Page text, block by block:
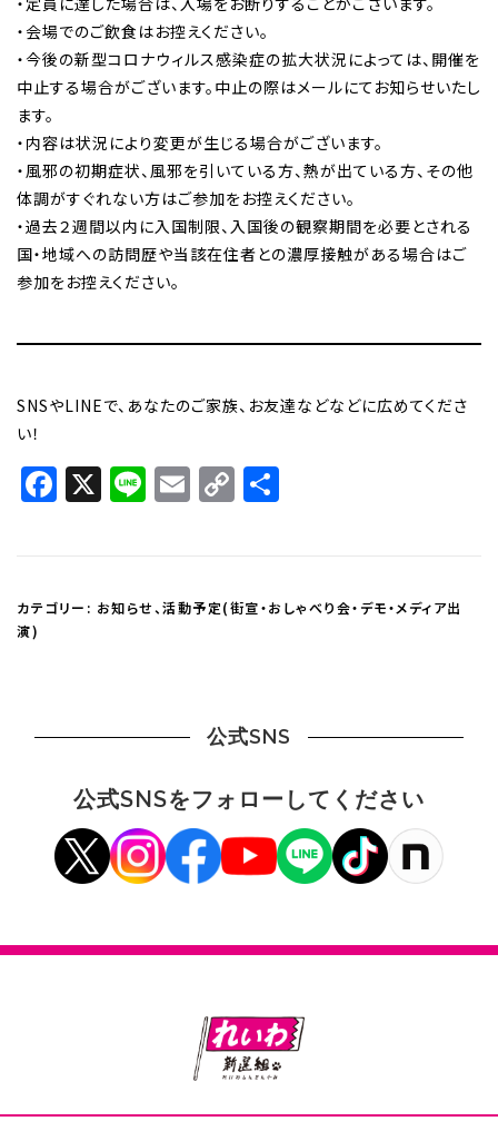
・会場でのご飲食はお控えください。
・今後の新型コロナウィルス感染症の拡大状況によっては、開催を
中止する場合がございます。中止の際はメールにてお知らせいたし
ます。
・内容は状況により変更が生じる場合がございます。
・風邪の初期症状、風邪を引いている方、熱が出ている方、その他
体調がすぐれない方はご参加をお控えください。
・過去２週間以内に入国制限、入国後の観察期間を必要とされる
国・地域への訪問歴や当該在住者との濃厚接触がある場合はご
参加をお控えください。
SNSやLINEで、あなたのご家族、お友達などなどに広めてくださ
い！
Facebook
X LineEmail
Copy
カテゴリー: お知らせ、活動予定(街宣・おしゃべり会・デモ・メディア出
演)
公式SNS
公式SNSをフォローしてください